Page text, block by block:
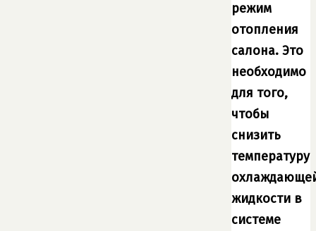
режим
отопления
салона. Это
необходимо
для того,
чтобы
снизить
температуру
жидкости в
системе